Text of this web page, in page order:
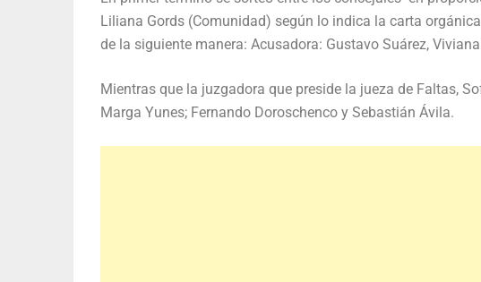
Liliana Gords (Comunidad) según lo indica la carta
de la siguiente manera: Acusadora: Gustavo Suárez,
Mientras que la juzgadora que preside la jueza de Faltas,
Marga Yunes; Fernando Doroschenco y Sebastián Ávila.